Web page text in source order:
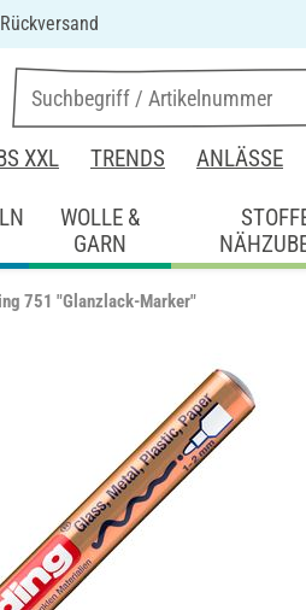
XXL TRENDS ANLÄSSE
WOLLE &
GARN
751 "Glanzlack-Marker"